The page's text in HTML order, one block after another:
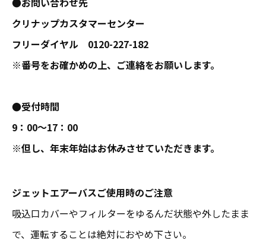
クリナップカスタマーセンター
フリーダイヤル 0120-227-182
※番号をお確かめの上、ご連絡をお願いします。
●受付時間
9：00～17：00
※但し、年末年始はお休みさせていただきます。
ジェットエアーバスご使用時のご注意
吸込口カバーやフィルターをゆるんだ状態や外したまま
で、運転することは絶対におやめ下さい。